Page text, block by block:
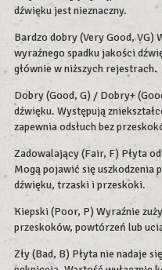
dźwięku jest nieznaczny.
Bardzo dobry (Very Good, VG)
wyraźnego spadku jakości
głównie w niższych rejestrach.
Dobry (Good, G) / Dobry+
dźwięku. Występują
zapewnia odsłuch bez
Zadowalający (Fair, F) Płyta
Mogą pojawić się uszkodzenia
dźwięku, trzaski i przeskoki.
Kiepski (Poor, P) Wyraźnie
przeskoków, powtórzeń lub
Zły (Bad, B) Płyta nie nadaje